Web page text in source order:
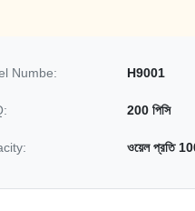
Numbe: H9001
200 পিসি
ওয়েল প্রতি